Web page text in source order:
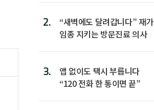
2.
“새벽에도 달려갑니다” 재가
임종 지키는 방문진료 의사
3.
앱 없이도 택시 부릅니다
“120 전화 한 통이면 끝”